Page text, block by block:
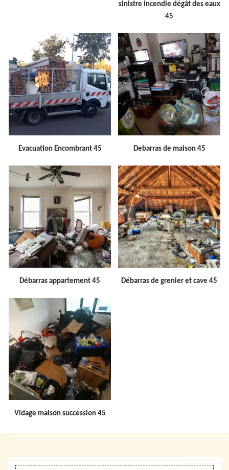
sinistre incendie dégât des eaux
45
Evacuation Encombrant 45 Debarras de maison 45
Débarras appartement 45 Débarras de grenier et cave 45
Vidage maison succession 45